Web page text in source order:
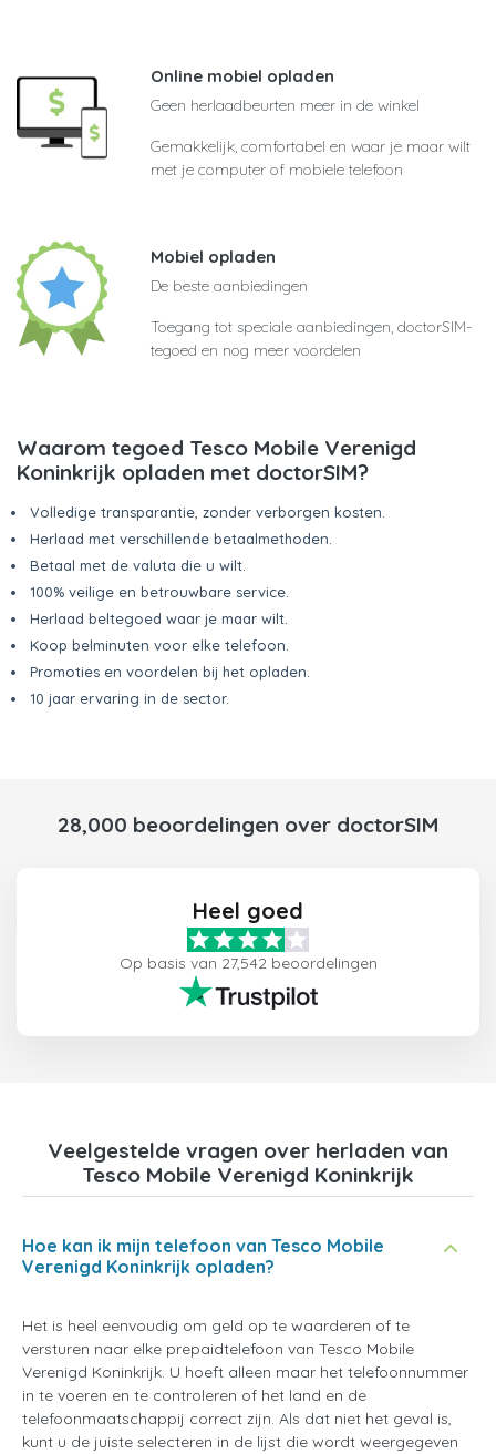
Online mobiel opladen
Geen herlaadbeurten meer in de winkel
Gemakkelijk, comfortabel en waar je maar wilt
met je computer of mobiele telefoon
Mobiel opladen
De beste aanbiedingen
Toegang tot speciale aanbiedingen, doctorSIM-
tegoed en nog meer voordelen
Waarom tegoed Tesco Mobile Verenigd
Koninkrijk opladen met doctorSIM?
Volledige transparantie, zonder verborgen kosten.
Herlaad met verschillende betaalmethoden.
Betaal met de valuta die u wilt.
100% veilige en betrouwbare service.
Herlaad beltegoed waar je maar wilt.
Koop belminuten voor elke telefoon.
Promoties en voordelen bij het opladen.
10 jaar ervaring in de sector.
28,000 beoordelingen over doctorSIM
Heel goed
Op basis van 27,542 beoordelingen
Veelgestelde vragen over herladen van
Tesco Mobile Verenigd Koninkrijk
Hoe kan ik mijn telefoon van Tesco Mobile
Verenigd Koninkrijk opladen?
Het is heel eenvoudig om geld op te waarderen of te
versturen naar elke prepaidtelefoon van Tesco Mobile
Verenigd Koninkrijk. U hoeft alleen maar het telefoonnummer
in te voeren en te controleren of het land en de
telefoonmaatschappij correct zijn. Als dat niet het geval is,
kunt u de juiste selecteren in de lijst die wordt weergegeven